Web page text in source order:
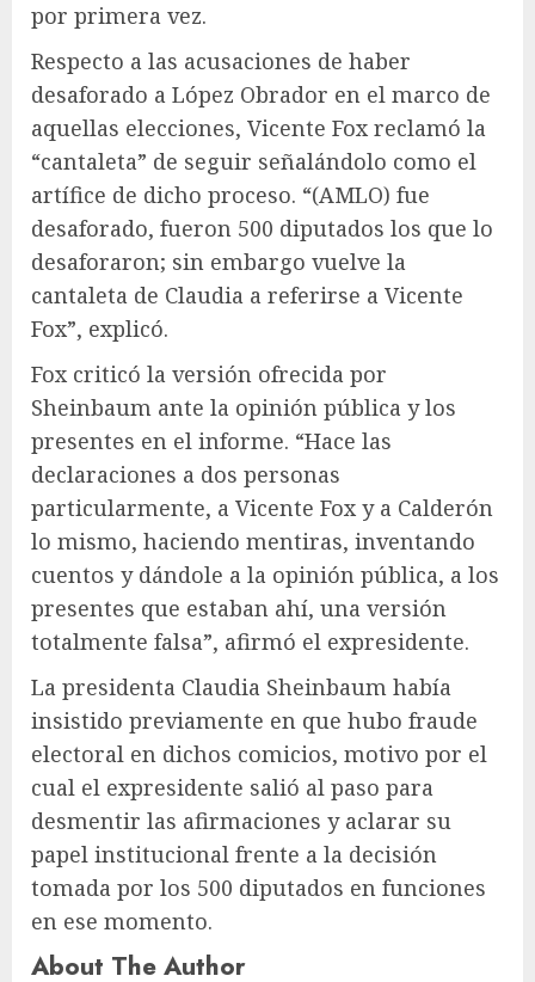
por primera vez.
Respecto a las acusaciones de haber
desaforado a López Obrador en el marco de
aquellas elecciones, Vicente Fox reclamó la
“cantaleta” de seguir señalándolo como el
artífice de dicho proceso. “(AMLO) fue
desaforado, fueron 500 diputados los que lo
desaforaron; sin embargo vuelve la
cantaleta de Claudia a referirse a Vicente
Fox”, explicó.
Fox criticó la versión ofrecida por
Sheinbaum ante la opinión pública y los
presentes en el informe. “Hace las
declaraciones a dos personas
particularmente, a Vicente Fox y a Calderón
lo mismo, haciendo mentiras, inventando
cuentos y dándole a la opinión pública, a los
presentes que estaban ahí, una versión
totalmente falsa”, afirmó el expresidente.
La presidenta Claudia Sheinbaum había
insistido previamente en que hubo fraude
electoral en dichos comicios, motivo por el
cual el expresidente salió al paso para
desmentir las afirmaciones y aclarar su
papel institucional frente a la decisión
tomada por los 500 diputados en funciones
en ese momento.
About The Author